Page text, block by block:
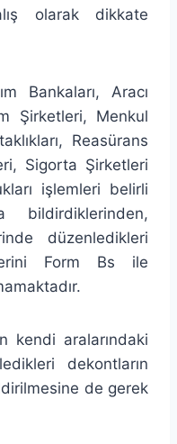
olarak dikkate
Aracı
Şirketleri, Menkul
Reasürans
Sigorta Şirketleri
işlemleri belirli
bildirdiklerinden,
düzenledikleri
Form Bs ile
kendi aralarındaki
dekontların
de gerek